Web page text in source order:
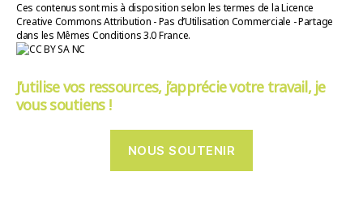
Ces contenus sont mis à disposition selon les termes de la Licence
Creative Commons Attribution - Pas d’Utilisation Commerciale - Partage
dans les Mêmes Conditions 3.0 France.
J’utilise vos ressources, j’apprécie votre travail, je
vous soutiens !
NOUS SOUTENIR